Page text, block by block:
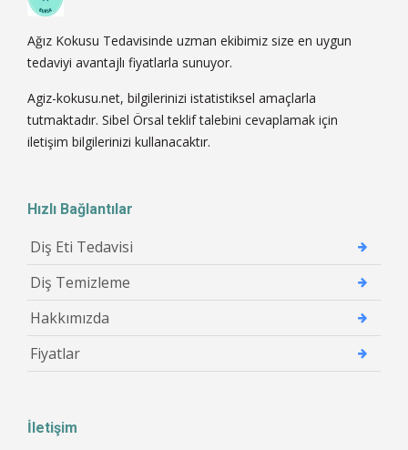
Ağız Kokusu Tedavisinde uzman ekibimiz size en uygun
tedaviyi avantajlı fiyatlarla sunuyor.
Agiz-kokusu.net, bilgilerinizi istatistiksel amaçlarla
tutmaktadır. Sibel Örsal teklif talebini cevaplamak için
iletişim bilgilerinizi kullanacaktır.
Hızlı Bağlantılar
Diş Eti Tedavisi
Diş Temizleme
Hakkımızda
Fiyatlar
İletişim